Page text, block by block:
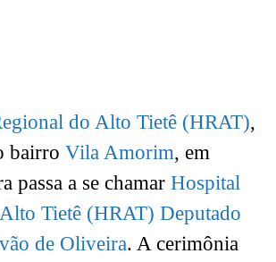
do Alto Tietê (HRAT),
bairro Vila Amorim, em
passa a se chamar Hospital
Tietê (HRAT) Deputado
de Oliveira. A cerimônia